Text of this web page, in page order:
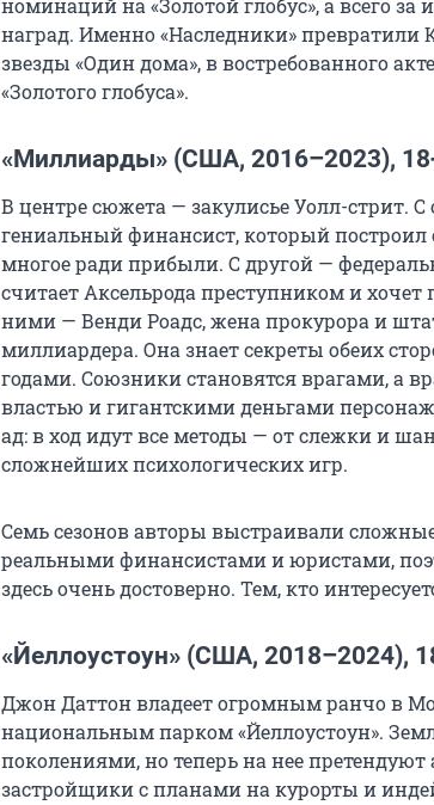
номинаций на «Золотой глобус», а всего
наград. Именно «Наследники» превратили
звезды «Один дома», в востребованного
«Золотого глобуса».
«Миллиарды» (США, 2016–2023),
В центре сюжета — закулисье Уолл-стрит.
гениальный финансист, который построил
многое ради прибыли. С другой —
считает Аксельрода преступником и
ними — Венди Роадс, жена прокурора и
миллиардера. Она знает секреты обеих
годами. Союзники становятся врагами, а
властью и гигантскими деньгами
ад: в ход идут все методы — от слежки и
сложнейших психологических игр.
Семь сезонов авторы выстраивали
реальными финансистами и юристами,
здесь очень достоверно. Тем, кто
«Йеллоустоун» (США, 2018–2024),
Джон Даттон владеет огромным ранчо в
национальным парком «Йеллоустоун».
поколениями, но теперь на нее
застройщики с планами на курорты и